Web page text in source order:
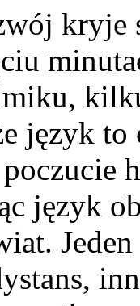
kryje
język to
język